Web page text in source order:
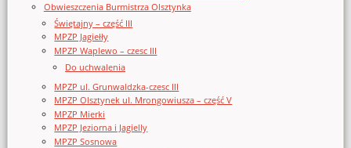
Obwieszczenia Burmistrza Olsztynka
Świętajny – część III
MPZP Jagiełły
MPZP Waplewo – czesc III
Do uchwalenia
MPZP ul. Grunwaldzka-czesc III
MPZP Olsztynek ul. Mrongowiusza – część V
MPZP Mierki
MPZP Jeziorna i Jagielly
MPZP Sosnowa